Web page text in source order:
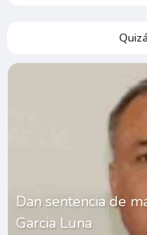
Dan sentencia de
Garcia Luna